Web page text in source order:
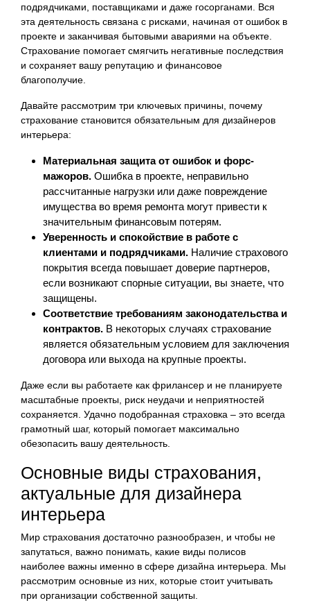
подрядчиками, поставщиками и даже госорганами. Вся
эта деятельность связана с рисками, начиная от ошибок в
проекте и заканчивая бытовыми авариями на объекте.
Страхование помогает смягчить негативные последствия
и сохраняет вашу репутацию и финансовое
благополучие.
Давайте рассмотрим три ключевых причины, почему
страхование становится обязательным для дизайнеров
интерьера:
Материальная защита от ошибок и форс-
мажоров. Ошибка в проекте, неправильно
рассчитанные нагрузки или даже повреждение
имущества во время ремонта могут привести к
значительным финансовым потерям.
Уверенность и спокойствие в работе с
клиентами и подрядчиками. Наличие страхового
покрытия всегда повышает доверие партнеров,
если возникают спорные ситуации, вы знаете, что
защищены.
Соответствие требованиям законодательства и
контрактов. В некоторых случаях страхование
является обязательным условием для заключения
договора или выхода на крупные проекты.
Даже если вы работаете как фрилансер и не планируете
масштабные проекты, риск неудачи и неприятностей
сохраняется. Удачно подобранная страховка – это всегда
грамотный шаг, который помогает максимально
обезопасить вашу деятельность.
Основные виды страхования,
актуальные для дизайнера
интерьера
Мир страхования достаточно разнообразен, и чтобы не
запутаться, важно понимать, какие виды полисов
наиболее важны именно в сфере дизайна интерьера. Мы
рассмотрим основные из них, которые стоит учитывать
при организации собственной защиты.